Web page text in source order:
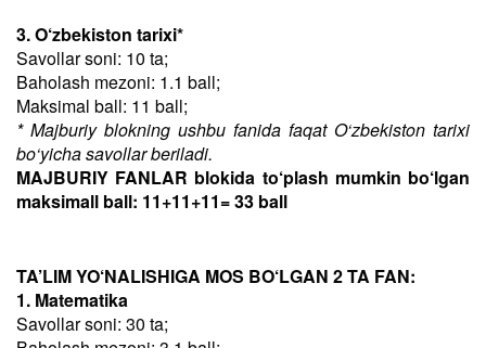
3. O‘zbekiston tarixi*
Savollar soni: 10 ta;
Baholash mezoni: 1.1 ball;
Maksimal ball: 11 ball;
* Majburiy blokning ushbu fanida faqat O‘zbekiston tarixi
bo‘yicha savollar beriladi.
MAJBURIY FANLAR blokida to‘plash mumkin bo‘lgan
maksimall ball: 11+11+11= 33 ball
TA’LIM YO‘NALISHIGA MOS BO‘LGAN 2 TA FAN:
1. Matematika
Savollar soni: 30 ta;